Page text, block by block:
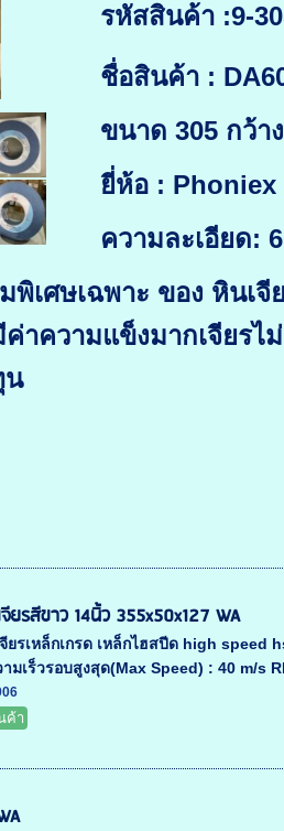
รหัสสินค้า :9-
ชื่อสินค้า :
ขนาด 305 กว้า
ยี่ห้อ : Phoniex
ความละเอียด:
เศษเฉพาะ ของ หินเ
าความแข็งมากเจียร
น
ยรสีขาว 14นิ้ว 355x50x127 WA
ยรเหล็กเกรด เหล็กไฮสปีด high speed
มเร็วรอบสูงสุด(Max Speed) : 40 m/s
ค้า